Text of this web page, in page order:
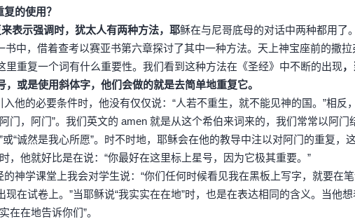
的使用？
表示强调时，犹太人有两种方法，耶稣在与尼哥底母的对话中两种都用了
书中，借着查考以赛亚书第六章探讨了其中一种方法。天上神宝座前的撒拉
里重复一个词有什么重要性。我们看到这种方法在《圣经》中不断的出现
，或是使用斜体字，他们会做的就是去简单地重复它。
他的必要条件时，他没有仅仅说：“人若不重生，就不能见神的国。”相反
门，阿门”。我们英文的 amen 就是从这个希伯来词来的，我们常常以阿
或“诚然是我心所愿”。时不时地，耶稣会在他的教导中注以对阿门的重复，
，他就好比是在说：“你最好在这里标上星号，因为它极其重要。”
神学课堂上我会对学生说：“你们任何时候看见我在黑板上写字，就要在
现在试卷上。”当耶稣说“我实实在在地”时，也是在表达相同的含义。当他
在在地告诉你们”。